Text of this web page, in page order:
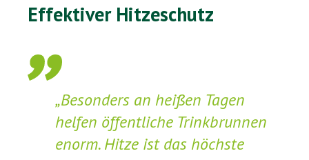
Effektiver Hitzeschutz
„Besonders an heißen Tagen
helfen öffentliche Trinkbrunnen
enorm. Hitze ist das höchste